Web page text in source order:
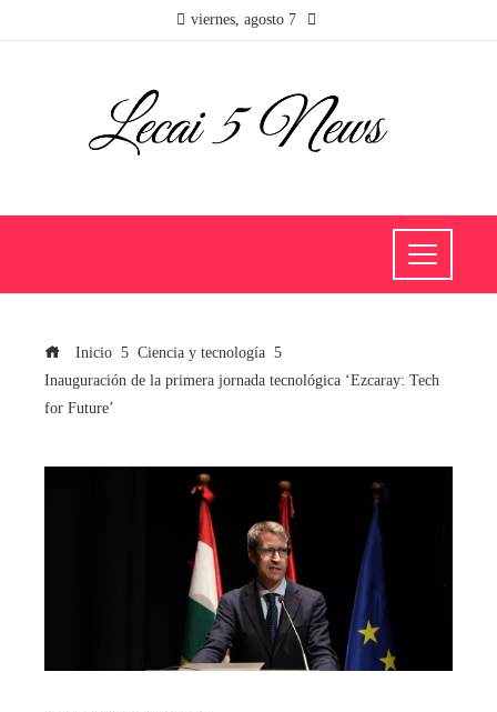
viernes, agosto 7
Inicio
Ciencia y tecnología
Inauguración de la primera jornada tecnológica ‘Ezcaray: Tech
for Future’